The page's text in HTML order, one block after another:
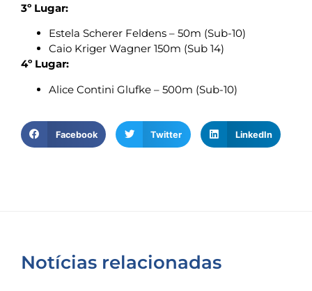
3º Lugar:
Estela Scherer Feldens – 50m (Sub-10)
Caio Kriger Wagner 150m (Sub 14)
4º Lugar:
Alice Contini Glufke – 500m (Sub-10)
Facebook Twitter LinkedIn
Notícias relacionadas